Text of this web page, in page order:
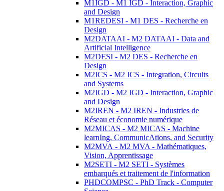
M1IGD - M1 IGD - Interaction, Graphic
and Design
M1REDESI - M1 DES - Recherche en
Design
M2DATAAI - M2 DATAAI - Data and
Artificial Intelligence
M2DESI - M2 DES - Recherche en
Design
M2ICS - M2 ICS - Integration, Circuits
and Systems
M2IGD - M2 IGD - Interaction, Graphic
and Design
M2IREN - M2 IREN - Industries de
Réseau et économie numérique
M2MICAS - M2 MICAS - Machine
learnIng, CommunicAtions, and Security
M2MVA - M2 MVA - Mathématiques,
Vision, Apprentissage
M2SETI - M2 SETI - Systèmes
embarqués et traitement de l'information
PHDCOMPSC - PhD Track - Computer